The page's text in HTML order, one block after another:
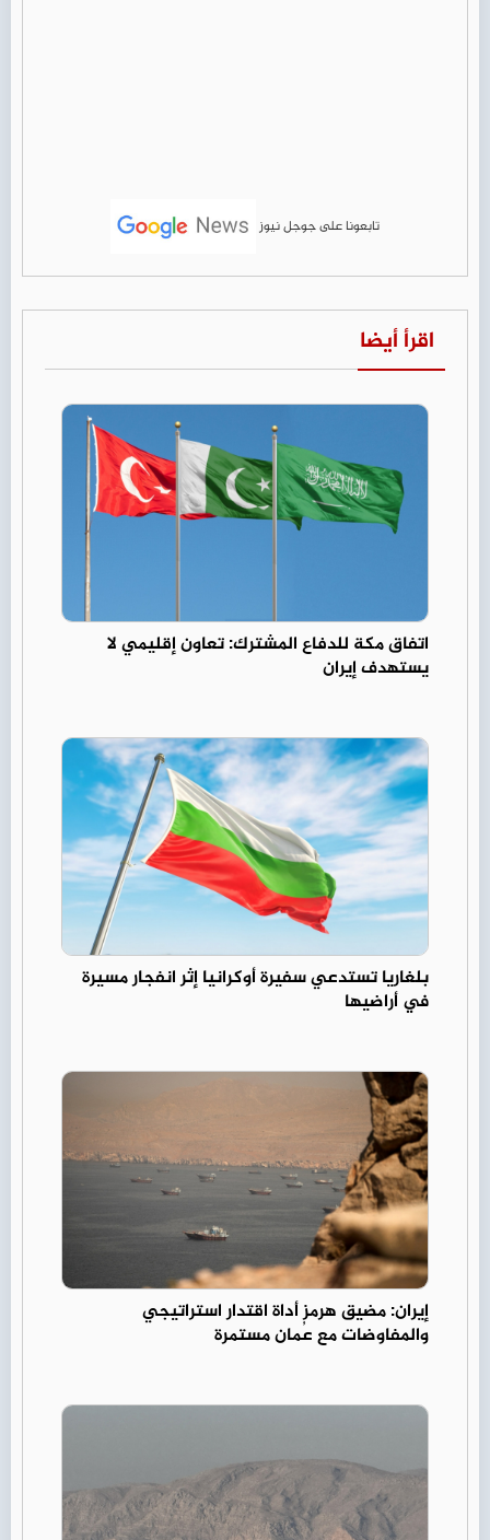
تابعونا على جوجل نيوز
اقرأ أيضا
اتفاق مكة للدفاع المشترك: تعاون إقليمي لا
يستهدف إيران
بلغاريا تستدعي سفيرة أوكرانيا إثر انفجار مسيرة
في أراضيها
إيران: مضيق هرمز أداة اقتدار استراتيجي
والمفاوضات مع عُمان مستمرة